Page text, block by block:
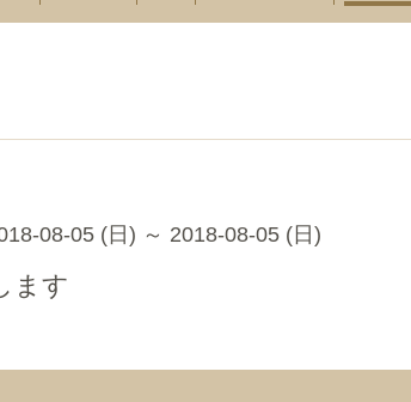
08-05 (日) ～ 2018-08-05 (日)
ます